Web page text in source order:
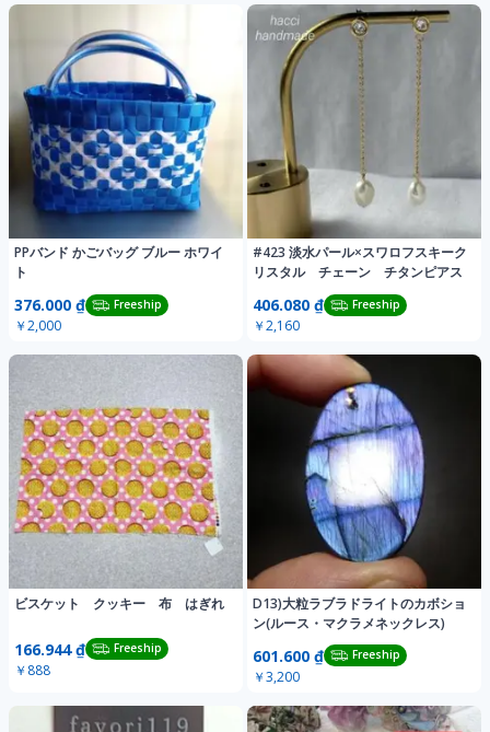
PPバンド かごバッグ ブルー ホワイ
ト
376.000 ₫ Freeship
￥2,000
#423 淡水パール×スワロフスキーク
リスタル チェーン チタンピアス
406.080 ₫ Freeship
￥2,160
ビスケット クッキー 布 はぎれ
166.944 ₫ Freeship
￥888
D13)大粒ラブラドライトのカボショ
ン(ルース・マクラメネックレス)
601.600 ₫ Freeship
￥3,200